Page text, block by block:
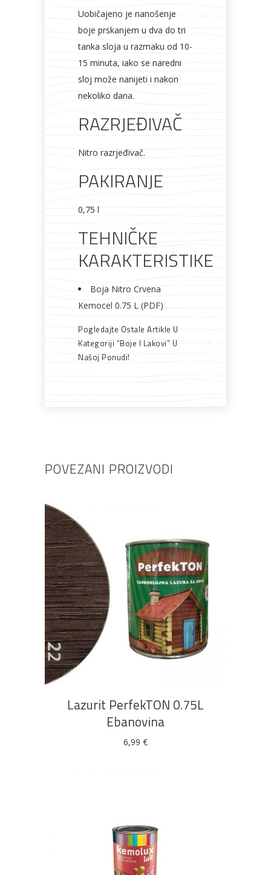
Uobičajeno je nanošenje
boje prskanjem u dva do tri
tanka sloja u razmaku od 10-
15 minuta, iako se naredni
sloj može nanijeti i nakon
nekoliko dana.
RAZRJEĐIVAČ
Nitro razrjeđivač.
PAKIRANJE
0,75 l
TEHNIČKE
KARAKTERISTIKE
Boja Nitro Crvena
Kemocel 0.75 L (PDF)
Pogledajte Ostale Artikle U
Kategoriji “Boje I Lakovi” U
Našoj Ponudi!
POVEZANI PROIZVODI
DODAJ U KOŠARICU
Lazurit PerfekTON 0.75L
Ebanovina
6,99 €